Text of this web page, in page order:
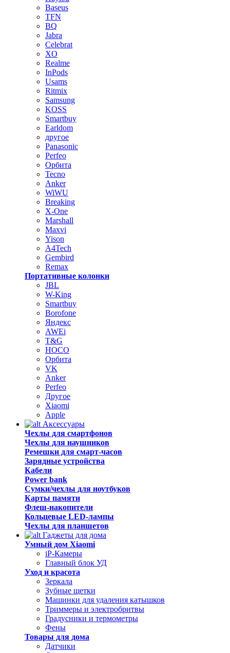
Baseus
TFN
BQ
Jabra
Celebrat
XO
Realme
InPods
Usams
Ritmix
Samsung
KOSS
Smartbuy
Earldom
другое
Panasonic
Perfeo
Орбита
Tecno
Anker
WiWU
Breaking
X-One
Marshall
Maxvi
Yison
A4Tech
Gembird
Remax
Портативные колонки
JBL
W-King
Smartbuy
Borofone
Яндекс
AWEi
T&G
HOCO
Орбита
VK
Anker
Perfeo
Другое
Xiaomi
Apple
Аксессуары
Чехлы для смартфонов
Чехлы для наушников
Ремешки для смарт-часов
Зарядные устройства
Кабели
Power bank
Сумки/чехлы для ноутбуков
Карты памяти
Флеш-накопители
Кольцевые LED-лампы
Чехлы для планшетов
Гаджеты для дома
Умный дом Xiaomi
iP-Камеры
Главный блок УД
Уход и красота
Зеркала
Зубные щетки
Машинки для удаления катышков
Триммеры и электробритвы
Градусники и термометры
Фены
Товары для дома
Датчики